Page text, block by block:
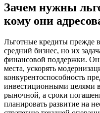
Зачем нужны
кому они
Льготные кредиты прежде
средний бизнес, но их
финансовой поддержки.
места, ускорять
конкурентоспособность
инвестиционными целями
рыночной, а сроки
планировать развитие на